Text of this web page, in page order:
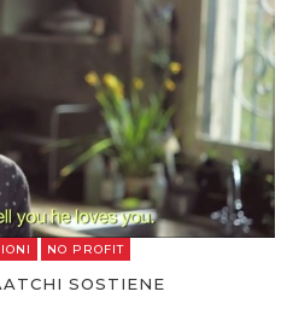
NO PROFIT
SOSTIENE